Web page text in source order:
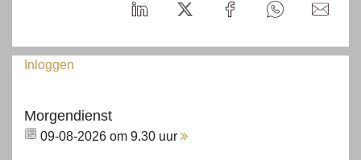
Inloggen
Morgendienst
09-08-2026 om 9.30 uur